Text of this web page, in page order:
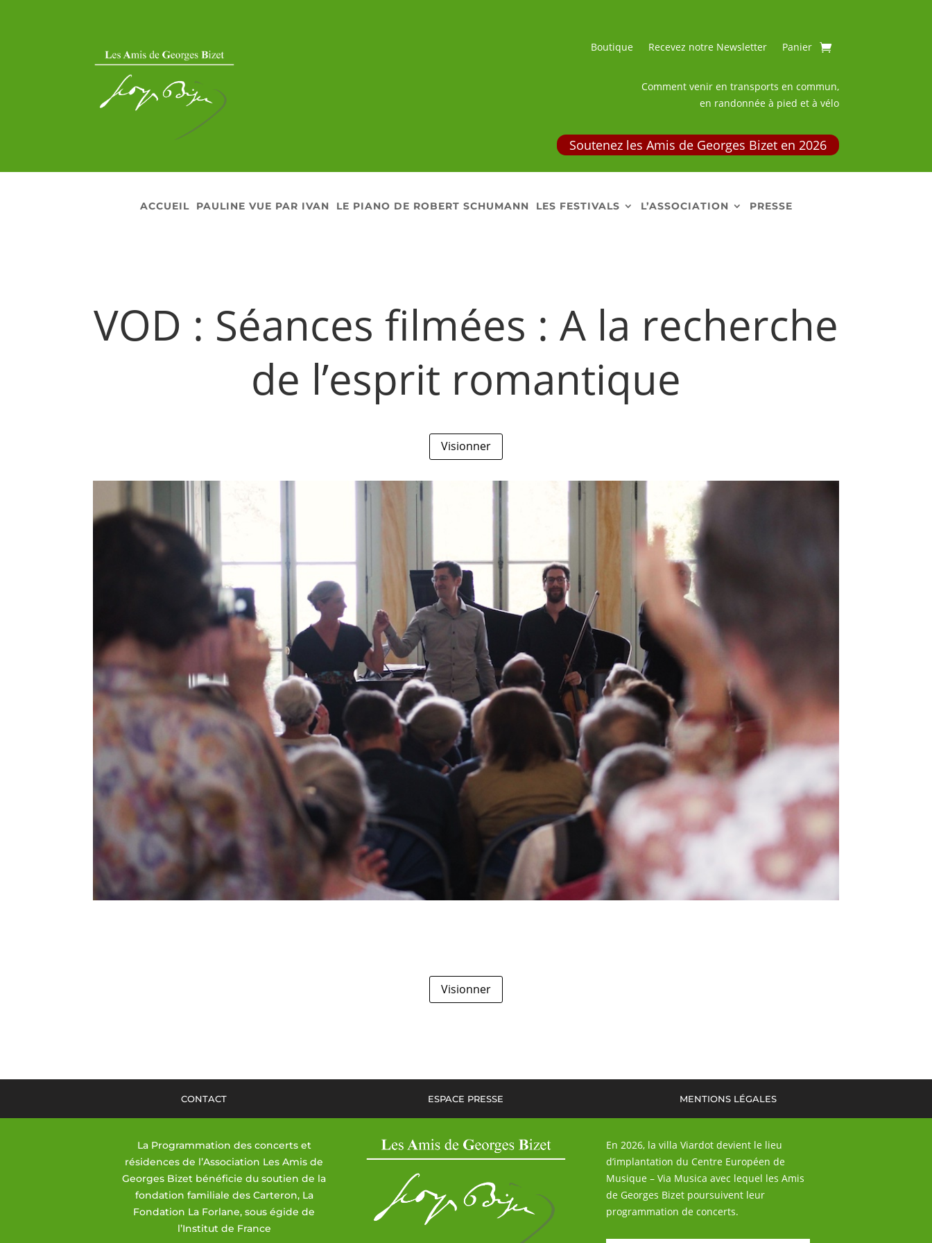
Boutique Recevez notre Newsletter Panier
Comment venir en transports en commun,
en randonnée à pied et à vélo
Soutenez les Amis de Georges Bizet en 2026
ACCUEIL PAULINE VUE PAR IVAN LE PIANO DE ROBERT SCHUMANN LES FESTIVALS L’ASSOCIATION PRESSE
VOD : Séances filmées : A la recherche
de l’esprit romantique
Visionner
Visionner
CONTACT ESPACE PRESSE MENTIONS LÉGALES
La Programmation des concerts et
résidences de l’Association Les Amis de
Georges Bizet bénéficie du soutien de la
fondation familiale des Carteron, La
Fondation La Forlane, sous égide de
l’Institut de France
En 2026, la villa Viardot devient le lieu
d’implantation du Centre Européen de
Musique – Via Musica avec lequel les Amis
de Georges Bizet poursuivent leur
programmation de concerts.